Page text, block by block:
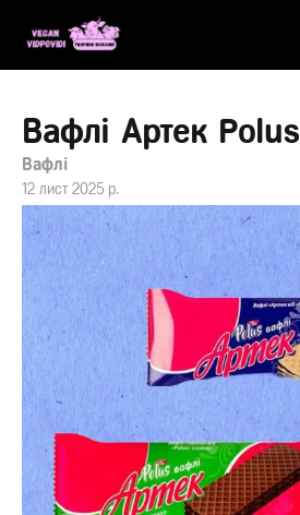
Вафлі Артек Polus
Вафлі
12 лист 2025 р.